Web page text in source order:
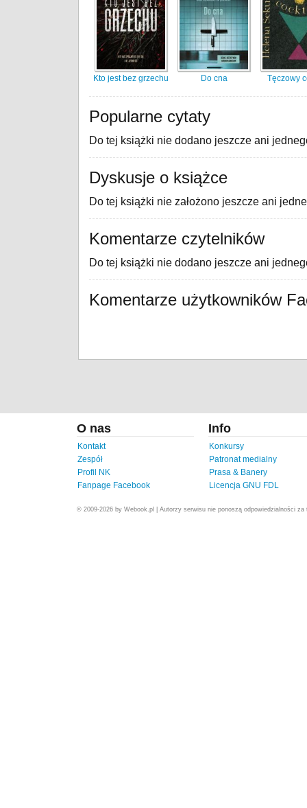
Kto jest bez grzechu Do cna Tęczowy
Popularne cytaty
Do tej książki nie dodano jeszcze ani
Dyskusje o książce
Do tej książki nie założono jeszcze ani
Komentarze czytelników
Do tej książki nie dodano jeszcze ani
Komentarze użytkowników
O nas
Kontakt
Zespół
Profil NK
Fanpage Facebook
Info
Konkursy
Patronat medialny
Prasa & Banery
Licencja GNU FDL
© 2009-2026 by Webook.pl | Autorzy serwisu nie ponoszą odpowiedzialności